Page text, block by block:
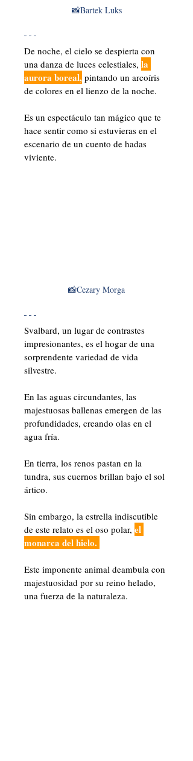
📸Bartek Luks
De noche, el cielo se despierta con
una danza de luces celestiales, la
aurora boreal, pintando un arcoíris
de colores en el lienzo de la noche.
Es un espectáculo tan mágico que te
hace sentir como si estuvieras en el
escenario de un cuento de hadas
viviente.
📸Cezary Morga
Svalbard, un lugar de contrastes
impresionantes, es el hogar de una
sorprendente variedad de vida
silvestre.
En las aguas circundantes, las
majestuosas ballenas emergen de las
profundidades, creando olas en el
agua fría.
En tierra, los renos pastan en la
tundra, sus cuernos brillan bajo el sol
ártico.
Sin embargo, la estrella indiscutible
de este relato es el oso polar, el
monarca del hielo.
Este imponente animal deambula con
majestuosidad por su reino helado,
una fuerza de la naturaleza.